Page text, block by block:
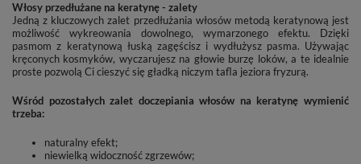
Włosy przedłużane na keratynę - zalety
Jedną z kluczowych zalet przedłużania włosów metodą keratynową jest
możliwość wykreowania dowolnego, wymarzonego efektu. Dzięki
pasmom z keratynową łuską zagęścisz i wydłużysz pasma. Używając
kręconych kosmyków, wyczarujesz na głowie burzę loków, a te idealnie
proste pozwolą Ci cieszyć się gładką niczym tafla jeziora fryzurą.
Wśród pozostałych zalet doczepiania włosów na keratynę wymienić
trzeba:
naturalny efekt;
niewielką widoczność zgrzewów;